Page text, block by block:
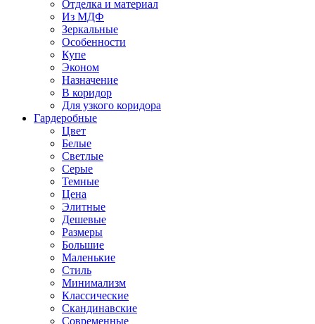
Отделка и материал
Из МДФ
Зеркальные
Особенности
Купе
Эконом
Назначение
В коридор
Для узкого коридора
Гардеробные
Цвет
Белые
Светлые
Серые
Темные
Цена
Элитные
Дешевые
Размеры
Большие
Маленькие
Стиль
Минимализм
Классические
Скандинавские
Современные